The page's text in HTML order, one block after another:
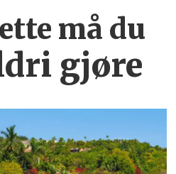
må du
gjøre